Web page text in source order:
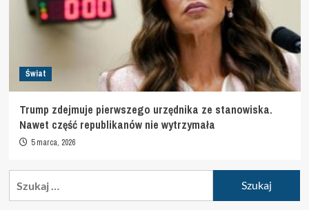
Świat
Trump zdejmuje pierwszego urzędnika ze stanowiska.
Nawet część republikanów nie wytrzymała
5 marca, 2026